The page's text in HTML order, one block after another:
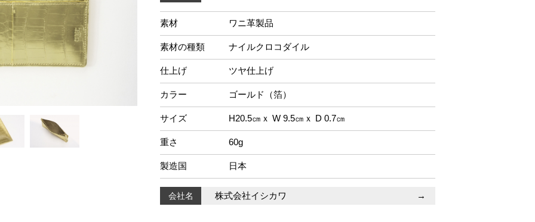
素材 ワニ革製品
素材の種類 ナイルクロコダイル
仕上げ ツヤ仕上げ
カラー ゴールド（箔）
サイズ H20.5㎝ｘ W 9.5㎝ｘ D 0.7㎝
重さ 60g
製造国 日本
会社名 株式会社イシカワ →